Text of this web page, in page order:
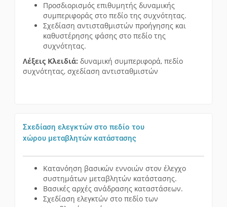
Προσδιορισμός επιθυμητής δυναμικής
συμπεριφοράς στο πεδίο της συχνότητας.
Σχεδίαση αντισταθμιστών προήγησης και
καθυστέρησης φάσης στο πεδίο της
συχνότητας.
Λέξεις Κλειδιά: δυναμική συμπεριφορά, πεδίο
συχνότητας, σχεδίαση αντισταθμιστών
Σχεδίαση ελεγκτών στο πεδίο του
χώρου μεταβλητών κατάστασης
Κατανόηση βασικών εννοιών στον έλεγχο
συστημάτων μεταβλητών κατάστασης.
Βασικές αρχές ανάδρασης καταστάσεων.
Σχεδίαση ελεγκτών στο πεδίο των